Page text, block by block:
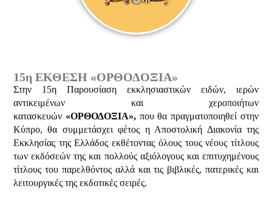
15η ΕΚΘΕΣΗ «ΟΡΘΟΔΟΞΙΑ»
Στην 15η Παρουσίαση εκκλησιαστικών ειδών, ιερών
αντικειμένων και χεροποιήτων
κατασκευών «ΟΡΘΟΔΟΞΙΑ»,που θα πραγματοποιηθεί στην
Κύπρο, θα συμμετάσχει φέτος η Αποστολική Διακονία της
Εκκλησίας της Ελλάδος εκθέτοντας όλους τους νέους τίτλους
των εκδόσεών της και πολλούς αξιόλογους και επιτυχημένους
τίτλους του παρελθόντος αλλά και τις βιβλικές, πατερικές και
λειτουργικές της εκδοτικές σειρές.